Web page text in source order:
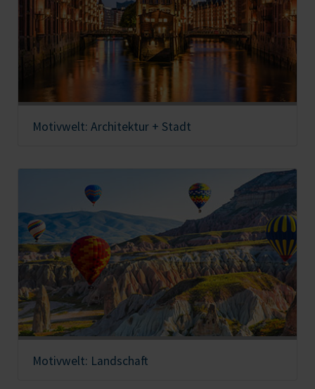
Motivwelt: Architektur + Stadt
Motivwelt: Landschaft